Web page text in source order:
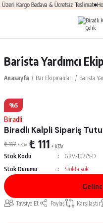
Kargo Bedava & Ücretsiz Teslimat
Barista Yardımcı
Anasayfa Bar Ekipmanları Barista
%5
Biradli
Biradlı Kalpli Sipariş
₺ 117 + KDV ₺ 111 + KDV
Stok Kodu
GRV-10775-D
Stok Durumu
Stokta yok
Tavsiye Et Paylaş Karşılaştır